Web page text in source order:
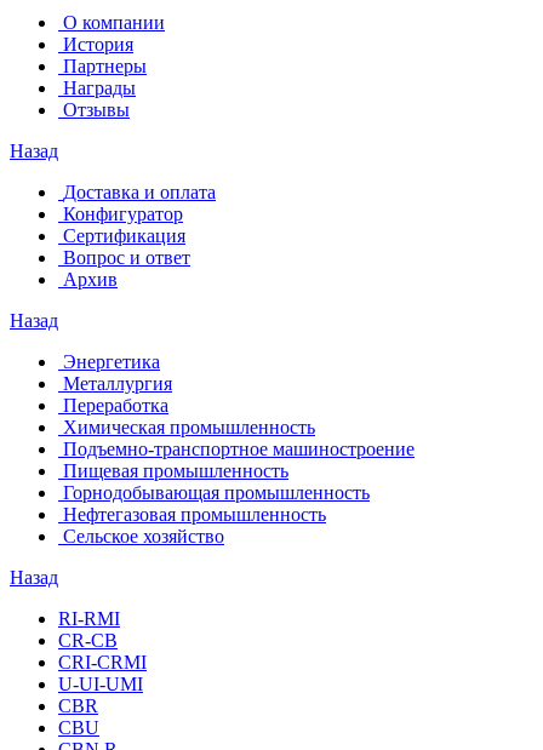
О компании
История
Партнеры
Награды
Отзывы
Назад
Доставка и оплата
Конфигуратор
Сертификация
Вопрос и ответ
Архив
Назад
Энергетика
Металлургия
Переработка
Химическая промышленность
Подъемно-транспортное машиностроение
Пищевая промышленность
Горнодобывающая промышленность
Нефтегазовая промышленность
Сельское хозяйство
Назад
RI-RMI
CR-CB
СRI-СRMI
U-UI-UMI
CBR
CBU